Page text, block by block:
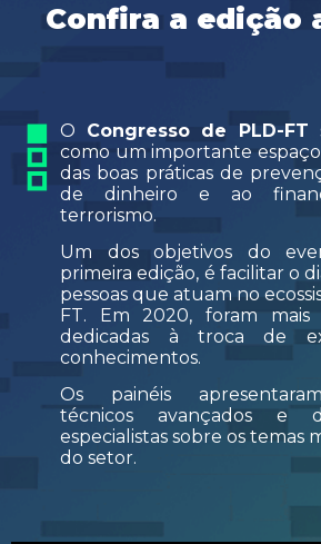
Confira a edição
O Congresso de PLD-FT
como um importante
das boas práticas de
de dinheiro e ao
terrorismo.
Um dos objetivos do
primeira edição, é facilitar o
pessoas que atuam no
FT. Em 2020, foram mais
dedicadas à troca de
conhecimentos.
Os painéis
técnicos avançados e
especialistas sobre os temas
do setor.